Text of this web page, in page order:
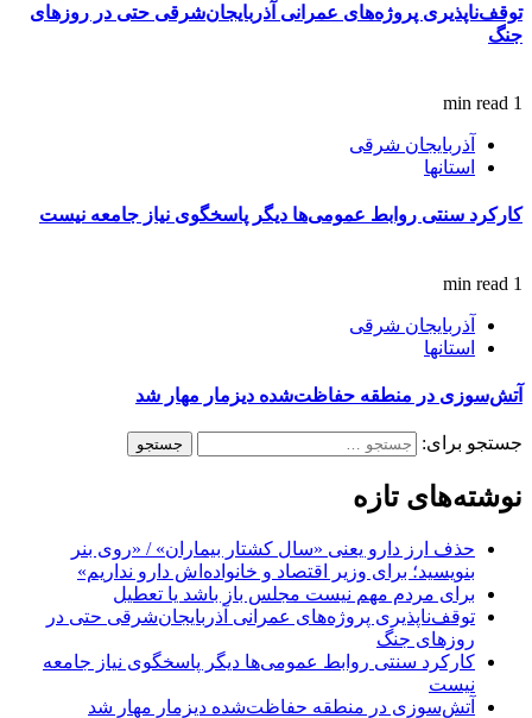
توقف‌ناپذیری پروژه‌های عمرانی آذربایجان‌شرقی حتی در روزهای
جنگ
1 min read
آذربایجان شرقی
استانها
کارکرد سنتی روابط عمومی‌ها دیگر پاسخگوی نیاز جامعه نیست
1 min read
آذربایجان شرقی
استانها
آتش‌سوزی در منطقه حفاظت‌شده دیزمار مهار شد
جستجو برای:
نوشته‌های تازه
حذف ارز دارو یعنی «سال کشتار بیماران» / «روی بنر
بنویسید؛ برای وزیر اقتصاد و خانواده‌اش دارو نداریم»
برای مردم مهم نیست مجلس باز باشد یا تعطیل
توقف‌ناپذیری پروژه‌های عمرانی آذربایجان‌شرقی حتی در
روزهای جنگ
کارکرد سنتی روابط عمومی‌ها دیگر پاسخگوی نیاز جامعه
نیست
آتش‌سوزی در منطقه حفاظت‌شده دیزمار مهار شد